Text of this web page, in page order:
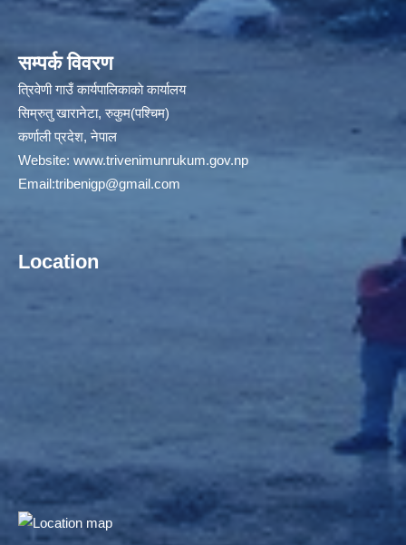
सम्पर्क विवरण
त्रिवेणी गाउँ कार्यपालिकाकाे कार्यालय
सिम्रुतु खारानेटा, रुकुम(पश्‍चिम)
कर्णाली प्रदेश, नेपाल
Website: www.trivenimunrukum.gov.np
Email:tribenigp@gmail.com
Location